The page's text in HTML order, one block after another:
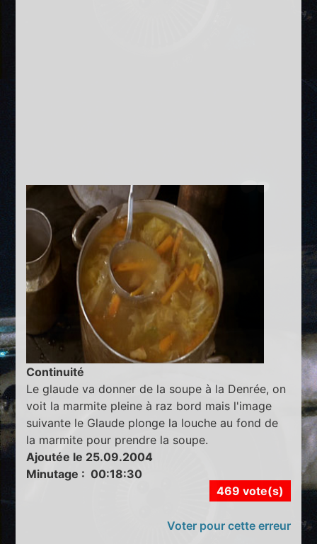
Continuité
Le glaude va donner de la soupe à la Denrée, on
voit la marmite pleine à raz bord mais l'image
suivante le Glaude plonge la louche au fond de
la marmite pour prendre la soupe.
Ajoutée le 25.09.2004
Minutage : 00:18:30
469 vote(s)
Voter pour cette erreur